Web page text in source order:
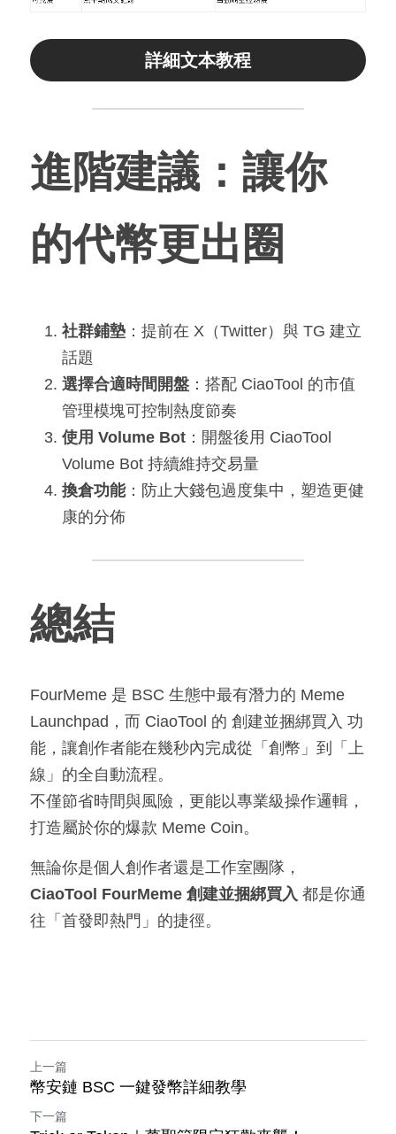
詳細文本教程
進階建議：讓你
的代幣更出圈
社群鋪墊 ：提前在 X（Twitter）與 TG 建立
話題
選擇合適時間開盤 ：搭配 CiaoTool 的市值
管理模塊可控制熱度節奏
使用 Volume Bot ：開盤後用 CiaoTool
Volume Bot 持續維持交易量
換倉功能：防止大錢包過度集中，塑造更健
康的分佈
總結
FourMeme 是 BSC 生態中最有潛力的 Meme
Launchpad，而 CiaoTool 的 創建並捆綁買入 功
能，讓創作者能在幾秒內完成從「創幣」到「上
線」的全自動流程。
不僅節省時間與風險，更能以專業級操作邏輯，
打造屬於你的爆款 Meme Coin。
無論你是個人創作者還是工作室團隊，
CiaoTool FourMeme 創建並捆綁買入 都是你通
往「首發即熱門」的捷徑。
上一篇
幣安鏈 BSC 一鍵發幣詳細教學
下一篇